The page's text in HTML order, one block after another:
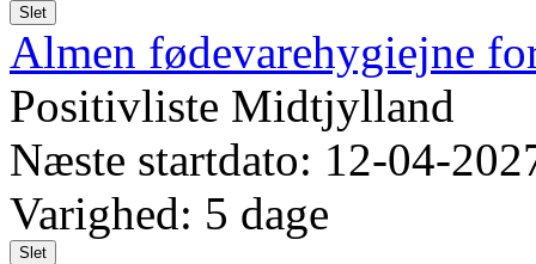
Slet
Almen fødevarehygiejne
Positivliste Midtjylland
Næste startdato: 12-04-
Varighed: 5 dage
Slet